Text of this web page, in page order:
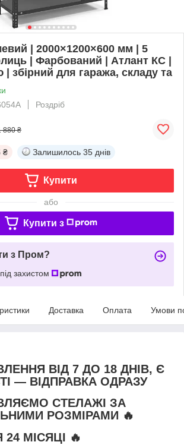
| 2000×1200×600 мм | 5
| Фарбований | Атлант КС |
| збірний для гаража, складу та
Роздріб
880 ₴
₴ Залишилось 35 днів
Купити
або
Купити з
з Пром?
захистом
Доставка Оплата Умови
ВІД 7 ДО 18 ДНІВ, Є
— ВІДПРАВКА ОДРАЗУ
СТЕЛАЖІ ЗА
РОЗМІРАМИ 🔥
24 МІСЯЦІ 🔥